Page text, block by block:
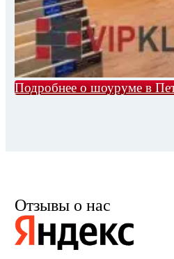
Подробнее о шоуруме в
Отзывы о нас